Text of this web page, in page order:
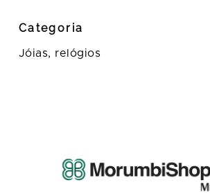
Categoria
Jóias, relógios